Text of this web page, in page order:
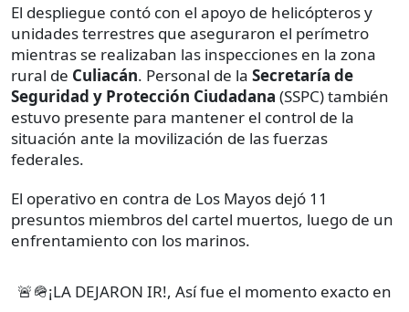
El despliegue contó con el apoyo de helicópteros y
unidades terrestres que aseguraron el perímetro
mientras se realizaban las inspecciones en la zona
rural de Culiacán. Personal de la Secretaría de
Seguridad y Protección Ciudadana (SSPC) también
estuvo presente para mantener el control de la
situación ante la movilización de las fuerzas
federales.
El operativo en contra de Los Mayos dejó 11
presuntos miembros del cartel muertos, luego de un
enfrentamiento con los marinos.
🚨🪖¡LA DEJARON IR!, Así fue el momento exacto en